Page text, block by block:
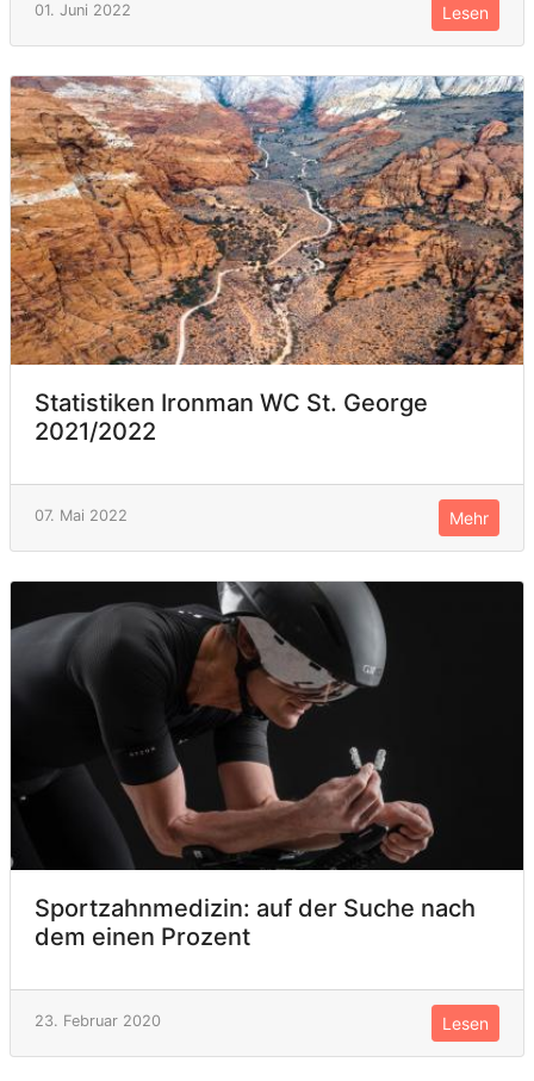
01. Juni 2022 Lesen
Statistiken Ironman WC St. George
2021/2022
07. Mai 2022 Mehr
Sportzahnmedizin: auf der Suche nach
dem einen Prozent
23. Februar 2020 Lesen